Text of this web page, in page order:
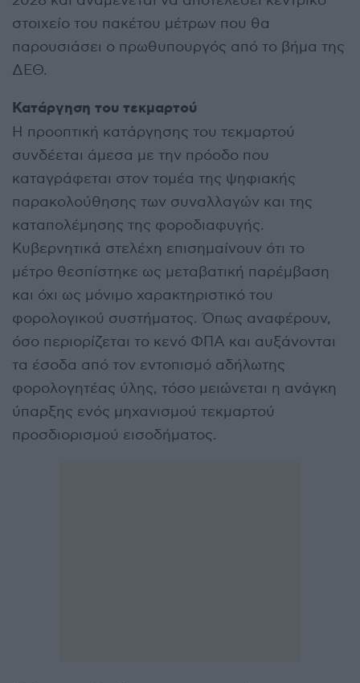
στοιχείο του πακέτου μέτρων που θα
παρουσιάσει ο πρωθυπουργός από το βήμα της
ΔΕΘ.
Κατάργηση του τεκμαρτού
Η προοπτική κατάργησης του τεκμαρτού
συνδέεται άμεσα με την πρόοδο που
καταγράφεται στον τομέα της ψηφιακής
παρακολούθησης των συναλλαγών και της
καταπολέμησης της φοροδιαφυγής.
Κυβερνητικά στελέχη επισημαίνουν ότι το
μέτρο θεσπίστηκε ως μεταβατική παρέμβαση
και όχι ως μόνιμο χαρακτηριστικό του
φορολογικού συστήματος. Όπως αναφέρουν,
όσο περιορίζεται το κενό ΦΠΑ και αυξάνονται
τα έσοδα από τον εντοπισμό αδήλωτης
φορολογητέας ύλης, τόσο μειώνεται η ανάγκη
ύπαρξης ενός μηχανισμού τεκμαρτού
προσδιορισμού εισοδήματος.